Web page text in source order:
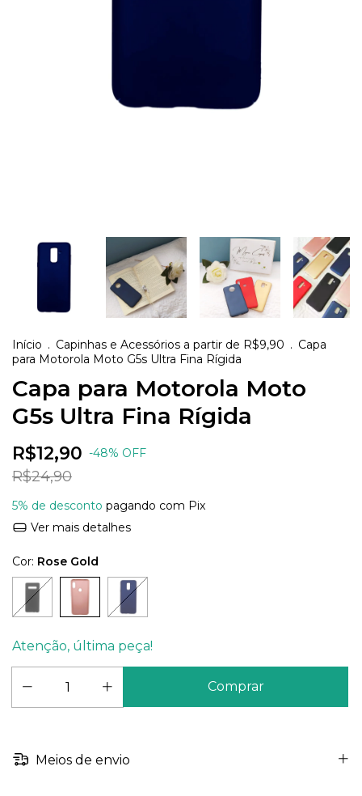
Início . Capinhas e Acessórios a partir de R$9,90 . Capa
para Motorola Moto G5s Ultra Fina Rígida
Capa para Motorola Moto
G5s Ultra Fina Rígida
R$12,90 -48% OFF
R$24,90
5% de desconto pagando com Pix
Ver mais detalhes
Cor: Rose Gold
Atenção, última peça!
Meios de envio